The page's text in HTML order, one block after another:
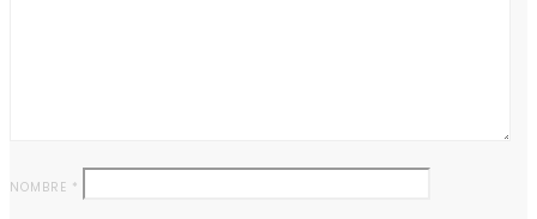
NOMBRE *